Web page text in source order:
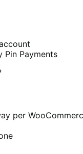
Pin Payments
per